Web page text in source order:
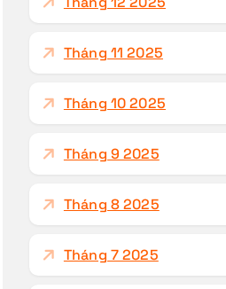
Tháng 11 2025
Tháng 10 2025
Tháng 9 2025
Tháng 8 2025
Tháng 7 2025